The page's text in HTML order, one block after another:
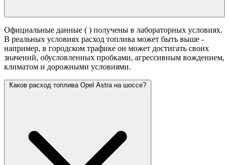
Официальные данные ( ) получены в лабораторных условиях.
В реальных условиях расход топлива может быть выше -
например, в городском трафике он может достигать своих
значений, обусловленных пробками, агрессивным вождением,
климатом и дорожными условиями.
Каков расход топлива Opel Astra на шоссе?